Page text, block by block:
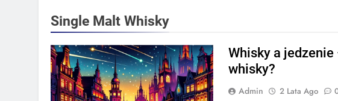
Single Malt Whisky
Whisky a
whisky?
Admin 2 Lata Ago